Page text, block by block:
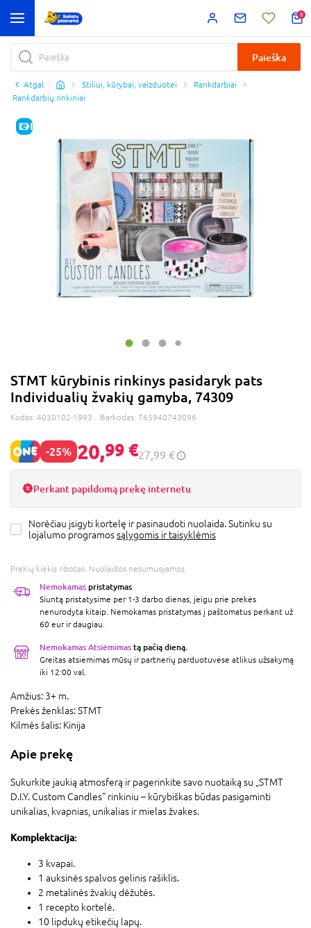
0
Paieška
Atgal Stiliui, kūrybai, vaizduotei
Rankdarbiai
Rankdarbių rinkiniai
E-KAINA
STMT kūrybinis rinkinys pasidaryk pats
Individualių žvakių gamyba, 74309
Kodas: 4030102-1993 Barkodas: 765940743096
-25% 20,99 €27,99 €
Perkant papildomą prekę internetu
Norėčiau įsigyti kortelę ir pasinaudoti nuolaida. Sutinku su
lojalumo programossąlygomis ir taisyklėmis
Prekių kiekis ribotas. Nuolaidos nesumuojamos.
Nemokamas pristatymas
Siuntą pristatysime per 1-3 darbo dienas, jeigu prie prekės
nenurodyta kitaip. Nemokamas pristatymas į paštomatus perkant už
60 eur ir daugiau.
Nemokamas Atsiėmimas tą pačią dieną.
Greitas atsiėmimas mūsų ir partnerių parduotuvėse atlikus užsakymą
iki 12:00 val.
Amžius: 3+ m.
Prekės ženklas:STMT
Kilmės šalis: Kinija
Apie prekę
Sukurkite jaukią atmosferą ir pagerinkite savo nuotaiką su „STMT
D.I.Y. Custom Candles“ rinkiniu – kūrybiškas būdas pasigaminti
unikalias, kvapnias, unikalias ir mielas žvakes.
Komplektacija:
3 kvapai.
1 auksinės spalvos gelinis rašiklis.
2 metalinės žvakių dėžutės.
1 recepto kortelė.
10 lipdukų etikečių lapų.